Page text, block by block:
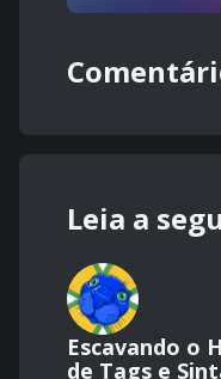
Leia a
Escavando o
de Tags e